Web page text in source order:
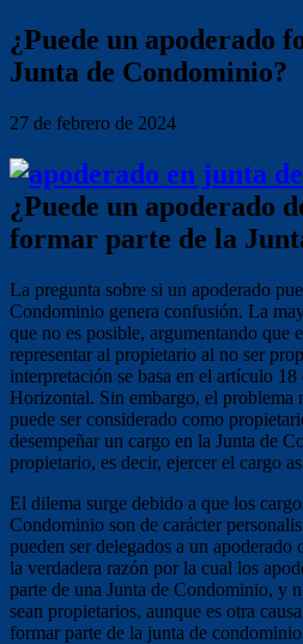
¿Puede un apoderado
Junta de Condominio?
27 de febrero de 2024
¿Puede un apoderado
formar parte de la
La pregunta sobre si un apoderado
Condominio genera confusión. La
que no es posible, argumentando que
representar al propietario al no ser
interpretación se basa en el artículo
Horizontal. Sin embargo, el problema
puede ser considerado como
desempeñar un cargo en la Junta de
propietario, es decir, ejercer el cargo
El dilema surge debido a que los
Condominio son de carácter
pueden ser delegados a un apoderado
la verdadera razón por la cual los
parte de una Junta de Condominio, y
sean propietarios, aunque es otra
formar parte de la junta de